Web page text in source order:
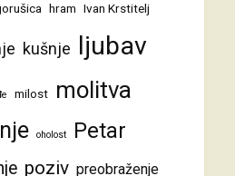
hram Ivan Krstitelj
kušnje ljubav
milost molitva
oholost Petar
poziv preobraženje